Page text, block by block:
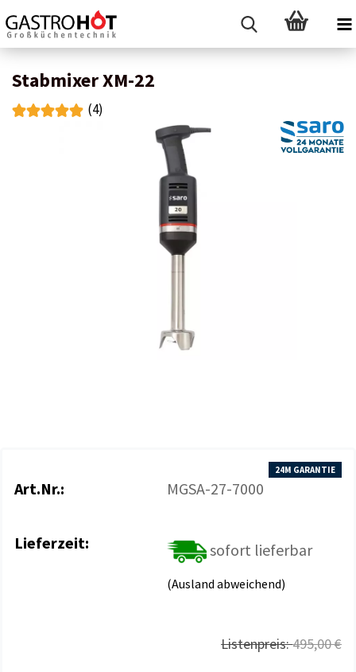
Stabmixer XM-22
(4)
24M GARANTIE
Art.Nr.: MGSA-27-7000
Lieferzeit: sofort lieferbar
(Ausland abweichend)
Listenpreis:495,00 €